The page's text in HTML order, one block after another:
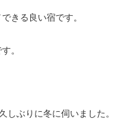
きる良い宿です。
。
しぶりに冬に伺いました。